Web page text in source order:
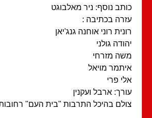
נוסף: ניר מאלבוגט
בכתיבה :
רוני אוחנה גנג'יאן
גולני
מזרחי
מויאל
ארבל ועקנין
בהיכל התרבות "בית העם" רחובות 2019.